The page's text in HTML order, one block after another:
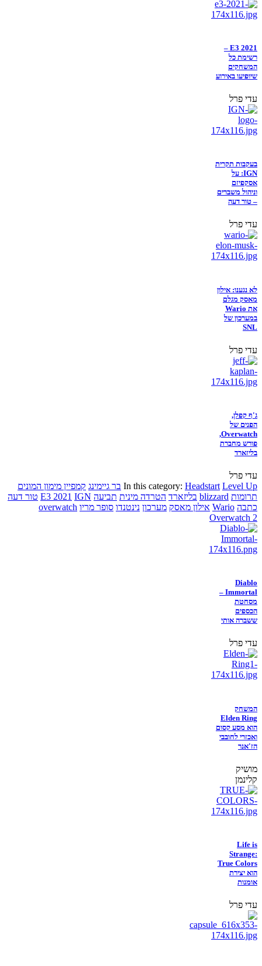
E3 2021 –
רשימת כל
המשחקים
שיופיעו באירוע
עדי פרל
בעקבות תקרית
IGN: על
אסקפיזם
וניהול משברים
– טור דעה
עדי פרל
לא נגענו: אילון
מאסק מגלם
את Wario
במערכון של
SNL
עדי פרל
ג'ף קפלן,
הפנים של
Overwatch,
פורש מחברת
בליזארד
עדי פרל
In this category: Headstart Level Up בר גיימינג קמפיין מימון המונים
תרומות blizzard בליזארד הטרדה מינית תביעה E3 2021 IGN
טור דעה
כתבה Wario אילון מאסק מערכון נינטנדו סופר מריו overwatch
Overwatch 2
Diablo
Immortal –
מסחטת
הכספים
ששברה אותי
עדי פרל
המשחק
Elden Ring
הוא מסע קסום
ואכזרי לחובבי
הז'אנר
מושיק
קלינמן
Life is
Strange:
True Colors
הוא יצירת
אומנות
עדי פרל